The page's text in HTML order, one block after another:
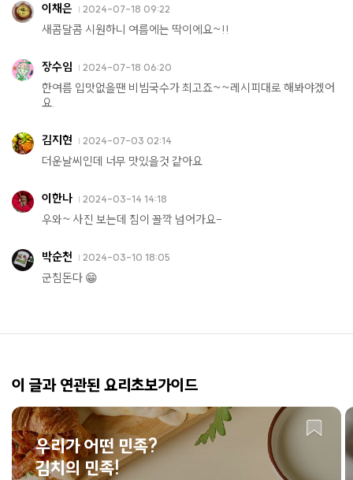
이채은 2024-07-18 09:22
새콤달콤 시원하니 여름에는 딱이에요~!!
장수임 2024-07-18 06:20
한여름 입맛없을땐 비빔국수가 최고죠~~레시피대로 해봐야겠어
요.
김지현 2024-07-03 02:14
더운날씨인데 너무 맛있을것 같아요
이한나 2024-03-14 14:18
우와~ 사진 보는데 침이 꼴깍 넘어가요-
박순천 2024-03-10 18:05
군침돈다 😁
이 글과 연관된 요리초보가이드
우리가 어떤 민족?
김치의 민족!